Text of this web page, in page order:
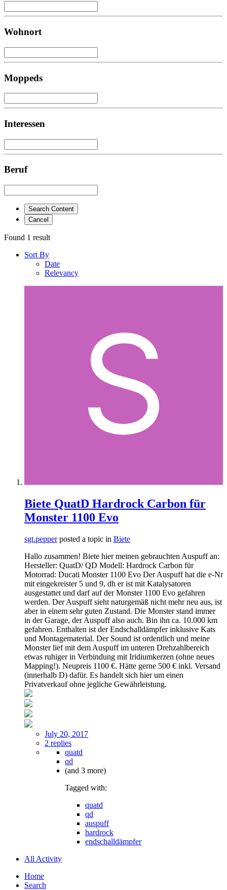
Wohnort
Moppeds
Interessen
Beruf
Search Content
Cancel
Found 1 result
Sort By
Date
Relevancy
Biete QuatD Hardrock Carbon für
Monster 1100 Evo
sgt.pepperposted a topic in Biete
Hallo zusammen! Biete hier meinen gebrauchten Auspuff an:
Hersteller: QuatD/ QD Modell: Hardrock Carbon für
Motorrad: Ducati Monster 1100 Evo Der Auspuff hat die e-Nr
mit eingekreister 5 und 9, dh er ist mit Katalysatoren
ausgestattet und darf auf der Monster 1100 Evo gefahren
werden. Der Auspuff sieht naturgemäß nicht mehr neu aus, ist
aber in einem sehr guten Zustand. Die Monster stand immer
in der Garage, der Auspuff also auch. Bin ihn ca. 10.000 km
gefahren. Enthalten ist der Endschalldämpfer inklusive Kats
und Montagematerial. Der Sound ist ordentlich und meine
Monster lief mit dem Auspuff im unteren Drehzahlbereich
etwas ruhiger in Verbindung mit Iridiumkerzen (ohne neues
Mapping!). Neupreis 1100 €. Hätte gerne 500 € inkl. Versand
(innerhalb D) dafür. Es handelt sich hier um einen
Privatverkauf ohne jegliche Gewährleistung.
July 20, 2017
2 replies
quatd
qd
(and 3 more)
Tagged with:
quatd
qd
auspuff
hardrock
endschalldämpfer
All Activity
Home
Search